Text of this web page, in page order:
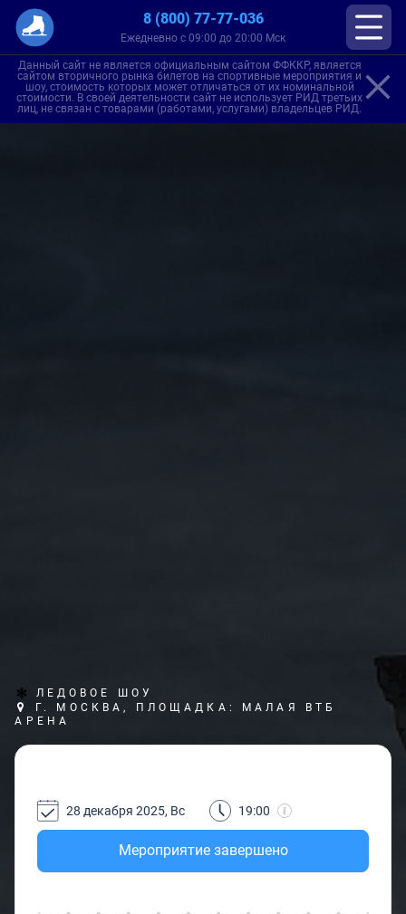
8 (800) 77-77-036
Ежедневно с 09:00 до 20:00 Мск
Данный сайт не является официальным сайтом ФФККР, является
сайтом вторичного рынка билетов на спортивные мероприятия и
шоу, стоимость которых может отличаться от их номинальной
стоимости. В своей деятельности сайт не использует РИД третьих
лиц, не связан с товарами (работами, услугами) владельцев РИД.
ЛЕДОВОЕ ШОУ
Г. МОСКВА, ПЛОЩАДКА: МАЛАЯ ВТБ
АРЕНА
Мероприятие завершено
28 декабря 2025, Вс 19:00